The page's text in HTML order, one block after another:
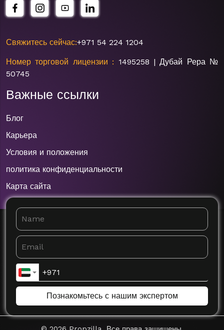
Свяжитесь сейчас:+971 54 224 1204
Номер торговой лицензии : 1495258 | Дубай Рера №
50745
Важные ссылки
Блог
Карьера
Условия и положения
политика конфиденциальности
Карта сайта
Познакомьтесь с нашим экспертом